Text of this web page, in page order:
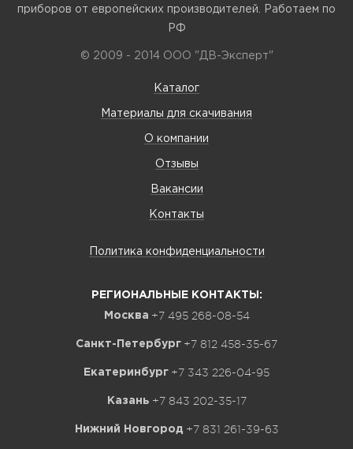
приборов от европейских производителей. Работаем по
РФ
© 2009 - 2014 ООО "ДВ-Эксперт"
Каталог
Материалы для скачивания
О компании
Отзывы
Вакансии
Контакты
Политика конфиденциальности
РЕГИОНАЛЬНЫЕ КОНТАКТЫ:
Москва +7 495 268-08-54
Санкт-Петербург +7 812 458-35-67
Екатеринбург +7 343 226-04-95
Казань +7 843 202-35-17
Нижний Новгород +7 831 261-39-63